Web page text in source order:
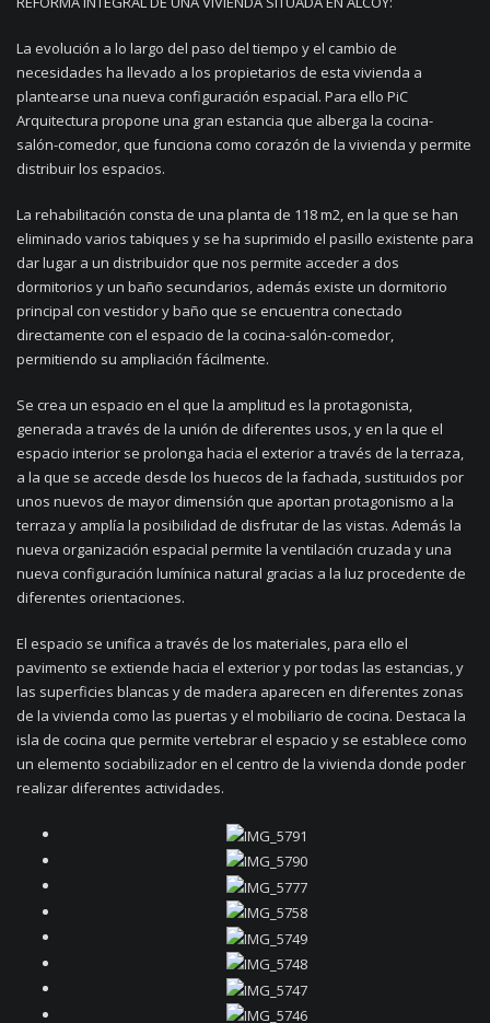
La evolución a lo largo del paso del tiempo y el cambio de
necesidades ha llevado a los propietarios de esta vivienda a
plantearse una nueva configuración espacial. Para ello PiC
Arquitectura propone una gran estancia que alberga la cocina-
salón-comedor, que funciona como corazón de la vivienda y permite
distribuir los espacios.
La rehabilitación consta de una planta de 118 m2, en la que se han
eliminado varios tabiques y se ha suprimido el pasillo existente para
dar lugar a un distribuidor que nos permite acceder a dos
dormitorios y un baño secundarios, además existe un dormitorio
principal con vestidor y baño que se encuentra conectado
directamente con el espacio de la cocina-salón-comedor,
permitiendo su ampliación fácilmente.
Se crea un espacio en el que la amplitud es la protagonista,
generada a través de la unión de diferentes usos, y en la que el
espacio interior se prolonga hacia el exterior a través de la terraza,
a la que se accede desde los huecos de la fachada, sustituidos por
unos nuevos de mayor dimensión que aportan protagonismo a la
terraza y amplía la posibilidad de disfrutar de las vistas. Además la
nueva organización espacial permite la ventilación cruzada y una
nueva configuración lumínica natural gracias a la luz procedente de
diferentes orientaciones.
El espacio se unifica a través de los materiales, para ello el
pavimento se extiende hacia el exterior y por todas las estancias, y
las superficies blancas y de madera aparecen en diferentes zonas
de la vivienda como las puertas y el mobiliario de cocina. Destaca la
isla de cocina que permite vertebrar el espacio y se establece como
un elemento sociabilizador en el centro de la vivienda donde poder
realizar diferentes actividades.